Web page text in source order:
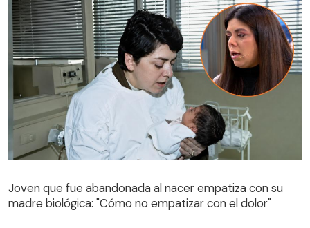
madre biológica: "Cómo no empatizar con el dolor"
Joven que fue abandonada al nacer empatiza con su
madre biológica: "Cómo no empatizar con el dolor"